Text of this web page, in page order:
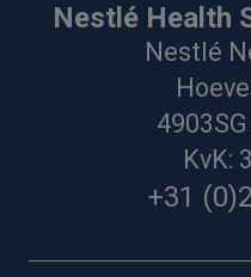
Nestlé Health
Nestlé
KvK:
+31